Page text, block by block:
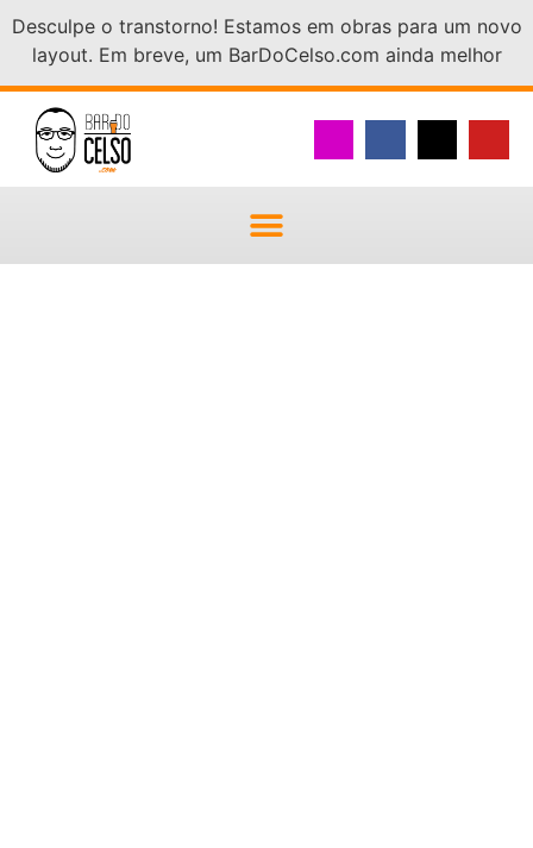
Desculpe o transtorno! Estamos em obras para um novo
layout. Em breve, um BarDoCelso.com ainda melhor